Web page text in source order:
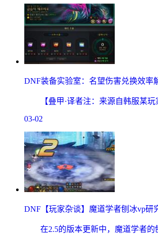
DNF装备实验室：名望伤害兑换效率
【叠甲·译者注：来源自韩服某玩
03-02
DNF【玩家杂谈】魔道学者刨冰vp研
在2.5的版本更新中，魔道学者